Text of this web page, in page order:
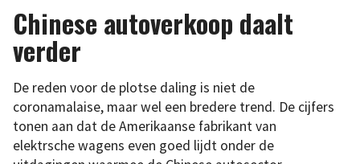
Chinese autoverkoop daalt
verder
De reden voor de plotse daling is niet de
coronamalaise, maar wel een bredere trend. De cijfers
tonen aan dat de Amerikaanse fabrikant van
elektrsche wagens even goed lijdt onder de